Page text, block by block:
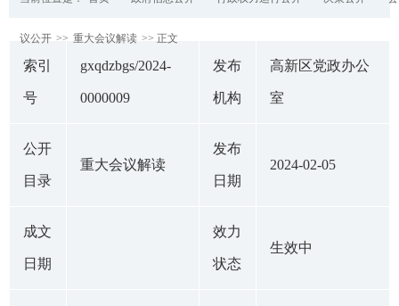
议公开 >> 重大会议解读 >> 正文
索引
号
gxqdzbgs/2024-
0000009
发布
机构
高新区党政办公
室
公开
目录
重大会议解读
发布
日期
2024-02-05
成文
日期
效力
状态
生效中